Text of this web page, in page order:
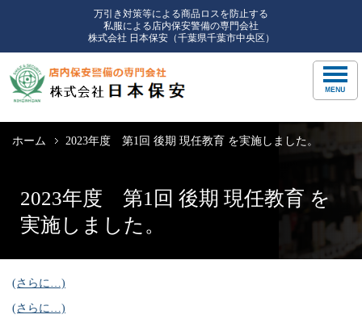
万引き対策等による商品ロスを防止する
私服による店内保安警備の専門会社
株式会社 日本保安（千葉県千葉市中央区）
ホーム 2023年度 第1回 後期 現任教育 を実施しました。
2023年度 第1回 後期 現任教育 を
実施しました。
(さらに…)
(さらに…)